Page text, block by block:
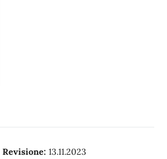
Revisione: 13.11.2023